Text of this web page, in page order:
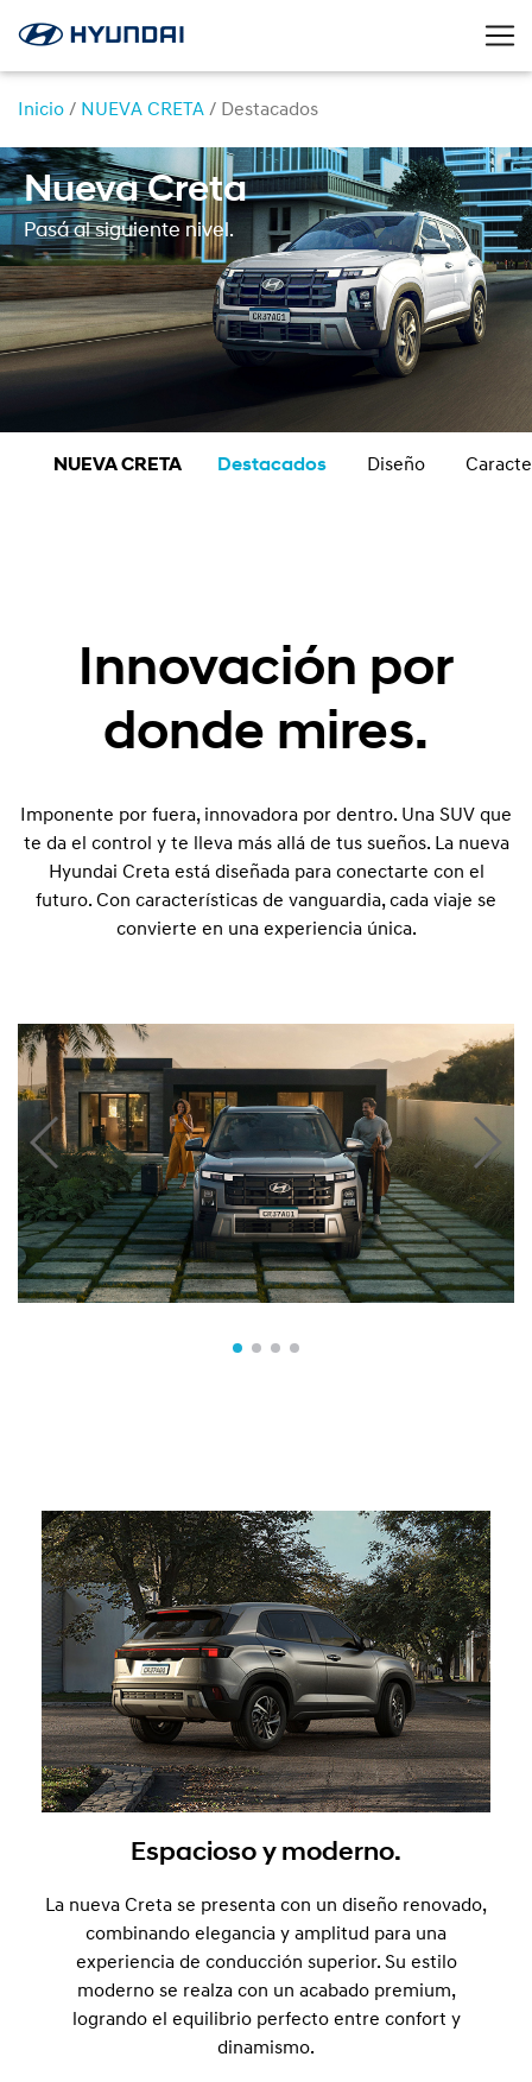
Inicio / NUEVA CRETA / Destacados
Nueva Creta
Pasá al siguiente nivel.
NUEVA CRETA Destacados Diseño
Innovación por
donde mires.
Imponente por fuera, innovadora por dentro. Una SUV que
te da el control y te lleva más allá de tus sueños. La nueva
Hyundai Creta está diseñada para conectarte con el
futuro. Con características de vanguardia, cada viaje se
convierte en una experiencia única.
Espacioso y moderno.
La nueva Creta se presenta con un diseño renovado,
combinando elegancia y amplitud para una
experiencia de conducción superior. Su estilo
moderno se realza con un acabado premium,
logrando el equilibrio perfecto entre confort y
dinamismo.